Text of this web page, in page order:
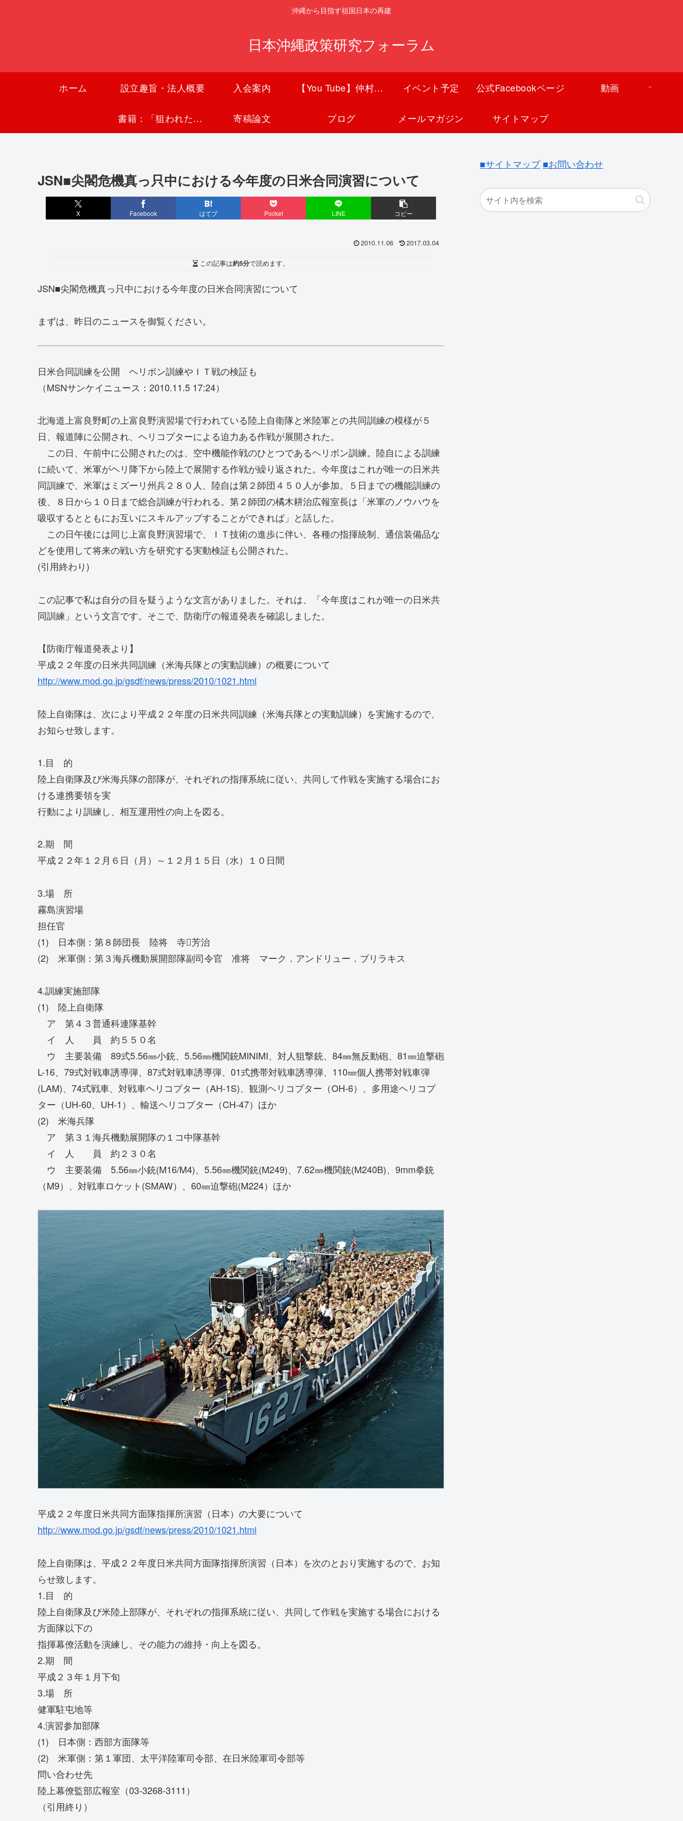
沖縄から目指す祖国日本の再建
日本沖縄政策研究フォーラム
ホーム 設立趣旨・法人概要 入会案内 【You Tube】仲村覚チャンネル イベント予定 公式Facebookページ 動画
書籍：「狙われた沖縄〜真実の沖縄史が日本を救う〜」 寄稿論文 ブログ メールマガジン サイトマップ
JSN■尖閣危機真っ只中における今年度の日米合同演習について
X Facebook はてブ Pocket LINE コピー
2010.11.06 2017.03.04
この記事は約5分で読めます。
JSN■尖閣危機真っ只中における今年度の日米合同演習について
まずは、昨日のニュースを御覧ください。
日米合同訓練を公開 ヘリボン訓練やＩＴ戦の検証も
（MSNサンケイニュース：2010.11.5 17:24）
北海道上富良野町の上富良野演習場で行われている陸上自衛隊と米陸軍との共同訓練の模様が５
日、報道陣に公開され、ヘリコプターによる迫力ある作戦が展開された。
この日、午前中に公開されたのは、空中機能作戦のひとつであるヘリボン訓練。陸自による訓練
に続いて、米軍がヘリ降下から陸上で展開する作戦が繰り返された。今年度はこれが唯一の日米共
同訓練で、米軍はミズーリ州兵２８０人、陸自は第２師団４５０人が参加。５日までの機能訓練の
後、８日から１０日まで総合訓練が行われる。第２師団の橘木耕治広報室長は「米軍のノウハウを
吸収するとともにお互いにスキルアップすることができれば」と話した。
この日午後には同じ上富良野演習場で、ＩＴ技術の進歩に伴い、各種の指揮統制、通信装備品な
どを使用して将来の戦い方を研究する実動検証も公開された。
(引用終わり)
この記事で私は自分の目を疑うような文言がありました。それは、「今年度はこれが唯一の日米共
同訓練」という文言です。そこで、防衛庁の報道発表を確認しました。
【防衛庁報道発表より】
平成２２年度の日米共同訓練（米海兵隊との実動訓練）の概要について
http://www.mod.go.jp/gsdf/news/press/2010/1021.html
陸上自衛隊は、次により平成２２年度の日米共同訓練（米海兵隊との実動訓練）を実施するので、
お知らせ致します。
1.目 的
陸上自衛隊及び米海兵隊の部隊が、それぞれの指揮系統に従い、共同して作戦を実施する場合にお
ける連携要領を実
行動により訓練し、相互運用性の向上を図る。
2.期 間
平成２２年１２月６日（月）～１２月１５日（水）１０日間
3.場 所
霧島演習場
担任官
(1) 日本側：第８師団長 陸将 寺芳治
(2) 米軍側：第３海兵機動展開部隊副司令官 准将 マーク．アンドリュー．ブリラキス
4.訓練実施部隊
(1) 陸上自衛隊
ア 第４３普通科連隊基幹
イ 人 員 約５５０名
ウ 主要装備 89式5.56㎜小銃、5.56㎜機関銃MINIMI、対人狙撃銃、84㎜無反動砲、81㎜迫撃砲
L-16、79式対戦車誘導弾、87式対戦車誘導弾、01式携帯対戦車誘導弾、110㎜個人携帯対戦車弾
(LAM)、74式戦車、対戦車ヘリコプター（AH-1S)、観測ヘリコプター（OH-6）、多用途ヘリコプ
ター（UH-60、UH-1）、輸送ヘリコプター（CH-47）ほか
(2) 米海兵隊
ア 第３１海兵機動展開隊の１コ中隊基幹
イ 人 員 約２３０名
ウ 主要装備 5.56㎜小銃(M16/M4)、5.56㎜機関銃(M249)、7.62㎜機関銃(M240B)、9mm拳銃
（M9）、対戦車ロケット(SMAW）、60㎜迫撃砲(M224）ほか
平成２２年度日米共同方面隊指揮所演習（日本）の大要について
http://www.mod.go.jp/gsdf/news/press/2010/1021.html
陸上自衛隊は、平成２２年度日米共同方面隊指揮所演習（日本）を次のとおり実施するので、お知
らせ致します。
1.目 的
陸上自衛隊及び米陸上部隊が、それぞれの指揮系統に従い、共同して作戦を実施する場合における
方面隊以下の
指揮幕僚活動を演練し、その能力の維持・向上を図る。
2.期 間
平成２３年１月下旬
3.場 所
健軍駐屯地等
4.演習参加部隊
(1) 日本側：西部方面隊等
(2) 米軍側：第１軍団、太平洋陸軍司令部、在日米陸軍司令部等
問い合わせ先
陸上幕僚監部広報室（03-3268-3111）
（引用終り）
■サイトマップ ■お問い合わせ